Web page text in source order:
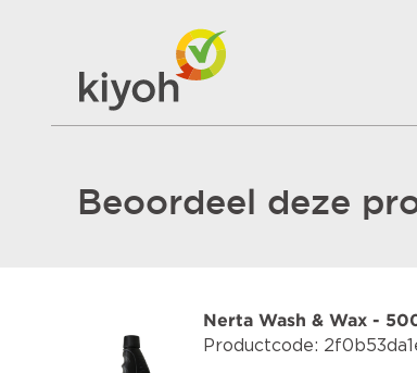
Beoordeel deze
Nerta Wash & Wax -
Productcode: